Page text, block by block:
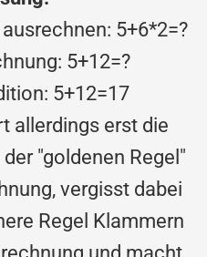
5+6*2=?
5+12=?
5+12=17
allerdings erst die
"goldenen Regel"
vergisst dabei
Regel Klammern